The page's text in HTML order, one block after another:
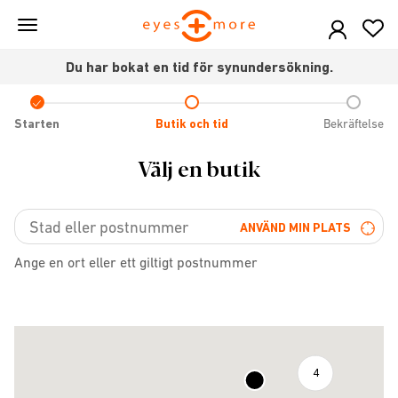
Skip
contentDu har bokat en tid för synundersökning.
Check
icon
Starten Butik och tid Bekräftelse
Välj en butik
ANVÄND MIN PLATS
Ange en ort eller ett giltigt postnummer
4